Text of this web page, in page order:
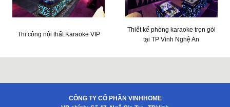
Thi công nội thất Karaoke VIP
Thiết kế phòng karaoke trọn gói
tại TP Vinh Nghệ An
CÔNG TY CỔ PHẦN VINHHOME